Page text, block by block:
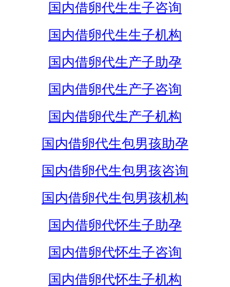
国内借卵代生生子咨询
国内借卵代生生子机构
国内借卵代生产子助孕
国内借卵代生产子咨询
国内借卵代生产子机构
国内借卵代生包男孩助孕
国内借卵代生包男孩咨询
国内借卵代生包男孩机构
国内借卵代怀生子助孕
国内借卵代怀生子咨询
国内借卵代怀生子机构